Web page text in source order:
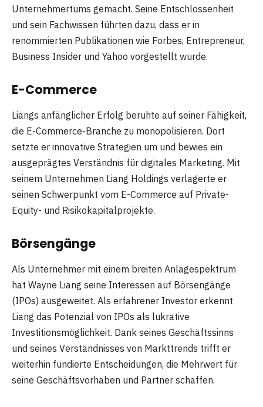
Unternehmertums gemacht. Seine Entschlossenheit
und sein Fachwissen führten dazu, dass er in
renommierten Publikationen wie Forbes, Entrepreneur,
Business Insider und Yahoo vorgestellt wurde.
E-Commerce
Liangs anfänglicher Erfolg beruhte auf seiner Fähigkeit,
die E-Commerce-Branche zu monopolisieren. Dort
setzte er innovative Strategien um und bewies ein
ausgeprägtes Verständnis für digitales Marketing. Mit
seinem Unternehmen Liang Holdings verlagerte er
seinen Schwerpunkt vom E-Commerce auf Private-
Equity- und Risikokapitalprojekte.
Börsengänge
Als Unternehmer mit einem breiten Anlagespektrum
hat Wayne Liang seine Interessen auf Börsengänge
(IPOs) ausgeweitet. Als erfahrener Investor erkennt
Liang das Potenzial von IPOs als lukrative
Investitionsmöglichkeit. Dank seines Geschäftssinns
und seines Verständnisses von Markttrends trifft er
weiterhin fundierte Entscheidungen, die Mehrwert für
seine Geschäftsvorhaben und Partner schaffen.